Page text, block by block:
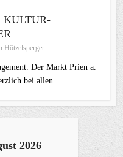
KULTUR-
Hötzelsperger
Der Markt Prien a.
bei allen...
2026